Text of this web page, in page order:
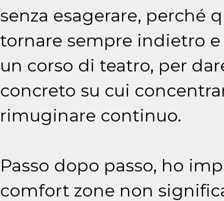
senza esagerare, perché
tornare sempre indietro
un corso di teatro, per
concreto su cui
rimuginare continuo.
Passo dopo passo, ho
comfort zone non